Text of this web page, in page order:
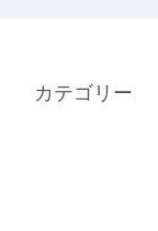
カテゴリー